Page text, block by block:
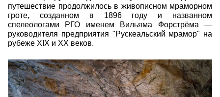
путешествие продолжилось в живописном мраморном
гроте, созданном в 1896 году и названном
спелеологами РГО именем Вильяма Форстрёма —
руководителя предприятия "Рускеальский мрамор" на
рубеже ХIХ и ХХ веков.
ermakov_anton_11.jpg